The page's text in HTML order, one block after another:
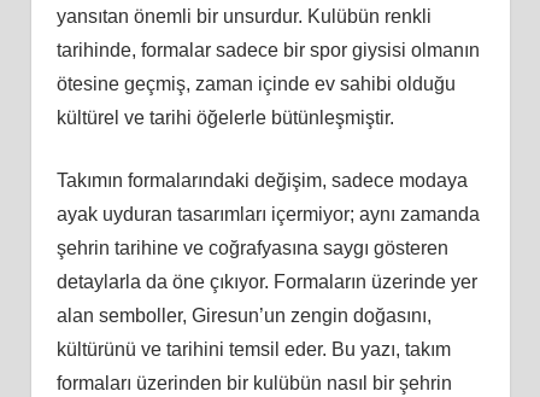
yansıtan önemli bir unsurdur. Kulübün renkli
tarihinde, formalar sadece bir spor giysisi olmanın
ötesine geçmiş, zaman içinde ev sahibi olduğu
kültürel ve tarihi öğelerle bütünleşmiştir.
Takımın formalarındaki değişim, sadece modaya
ayak uyduran tasarımları içermiyor; aynı zamanda
şehrin tarihine ve coğrafyasına saygı gösteren
detaylarla da öne çıkıyor. Formaların üzerinde yer
alan semboller, Giresun’un zengin doğasını,
kültürünü ve tarihini temsil eder. Bu yazı, takım
formaları üzerinden bir kulübün nasıl bir şehrin